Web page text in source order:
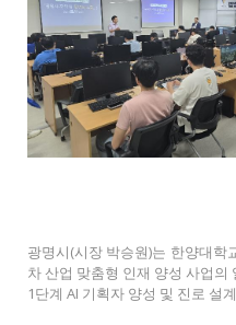
광명시(시장 박승원)는 한양대학
차 산업 맞춤형 인재 양성 사업
1단계 AI 기획자 양성 및 진로 설